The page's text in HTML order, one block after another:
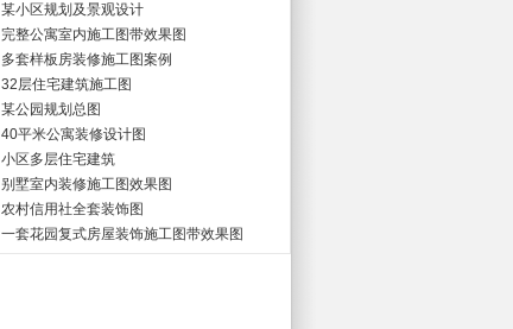
某小区规划及景观设计
完整公寓室内施工图带效果图
多套样板房装修施工图案例
32层住宅建筑施工图
某公园规划总图
40平米公寓装修设计图
小区多层住宅建筑
别墅室内装修施工图效果图
农村信用社全套装饰图
一套花园复式房屋装饰施工图带效果图